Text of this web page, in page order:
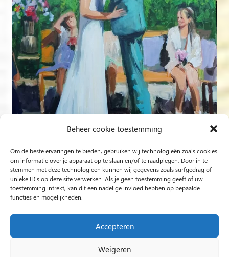
Beheer cookie toestemming
Om de beste ervaringen te bieden, gebruiken wij technologieën zoals cookies
om informatie over je apparaat op te slaan en/of te raadplegen. Door in te
stemmen met deze technologieën kunnen wij gegevens zoals surfgedrag of
unieke ID's op deze site verwerken. Als je geen toestemming geeft of uw
toestemming intrekt, kan dit een nadelige invloed hebben op bepaalde
functies en mogelijkheden.
Accepteren
Weigeren
Volg op Instagram
Rob Jacobs uit ’s-Hertogenbosch is een ‘Plein Air’- en
‘Live Event Painter’, schilderend bewogen door Licht en
Liefde.
2024 Rob Jacobs LIVE EVENT PAINTING / Hosted By